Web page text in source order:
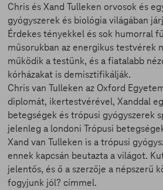
Chris és Xand Tulleken orvosok és
gyógyszerek és biológia világában
Érdekes tényekkel és sok humorral
műsorukban az energikus testvérek
működik a testünk, és a fiatalabb
kórházakat is demisztifikálják.
Chris van Tulleken az Oxford
diplomát, ikertestvérével, Xanddal
betegségek és trópusi gyógyszerek
jelenleg a londoni Trópusi
Xand van Tulleken is a trópusi
ennek kapcsán beutazta a világot.
jelentős, és ő a szerzője a népszerű
fogyjunk jól? címmel.